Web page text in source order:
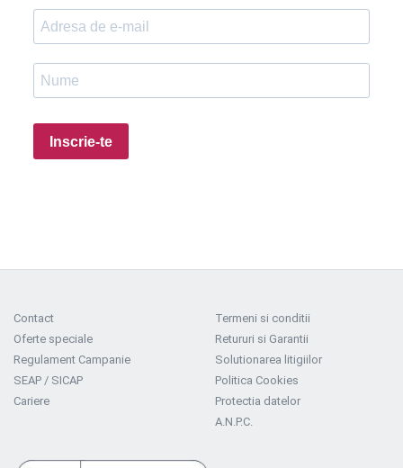
Inscrie-te
Contact
Oferte speciale
Regulament Campanie
SEAP / SICAP
Cariere
Termeni si conditii
Retururi si Garantii
Solutionarea litigiilor
Politica Cookies
Protectia datelor
A.N.P.C.